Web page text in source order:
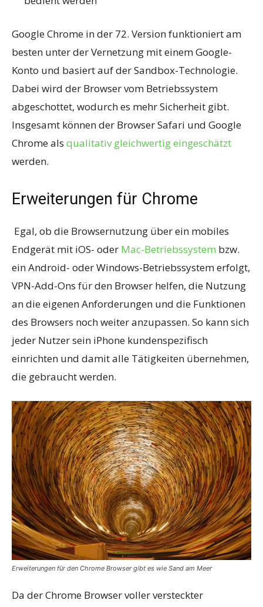
Google Chrome in der 72. Version funktioniert am
besten unter der Vernetzung mit einem Google-
Konto und basiert auf der Sandbox-Technologie.
Dabei wird der Browser vom Betriebssystem
abgeschottet, wodurch es mehr Sicherheit gibt.
Insgesamt können der Browser Safari und Google
Chrome als qualitativ gleichwertig eingeschätzt
werden.
Erweiterungen für Chrome
Egal, ob die Browsernutzung über ein mobiles
Endgerät mit iOS- oder Mac-Betriebssystem bzw.
ein Android- oder Windows-Betriebssystem erfolgt,
VPN-Add-Ons für den Browser helfen, die Nutzung
an die eigenen Anforderungen und die Funktionen
des Browsers noch weiter anzupassen. So kann sich
jeder Nutzer sein iPhone kundenspezifisch
einrichten und damit alle Tätigkeiten übernehmen,
die gebraucht werden.
Erweiterungen für den Chrome Browser gibt es wie Sand am Meer
Da der Chrome Browser voller versteckter